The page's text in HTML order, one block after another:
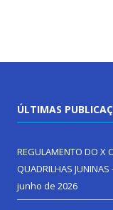
ÚLTIMAS
REGULAMENTO DO X
QUADRILHAS
junho de 2026